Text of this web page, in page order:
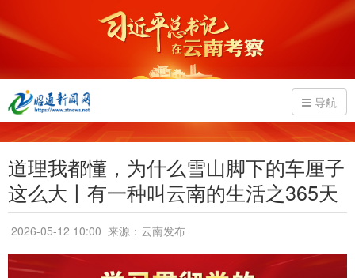
导航
道理我都懂，为什么雪山脚下的车厘子
这么大丨有一种叫云南的生活之365天
2026-05-12 10:00 来源：云南发布